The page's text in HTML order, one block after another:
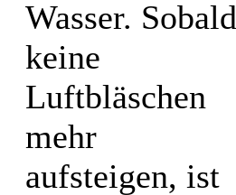
Wasser. Sobald
keine
Luftbläschen
mehr
aufsteigen, ist